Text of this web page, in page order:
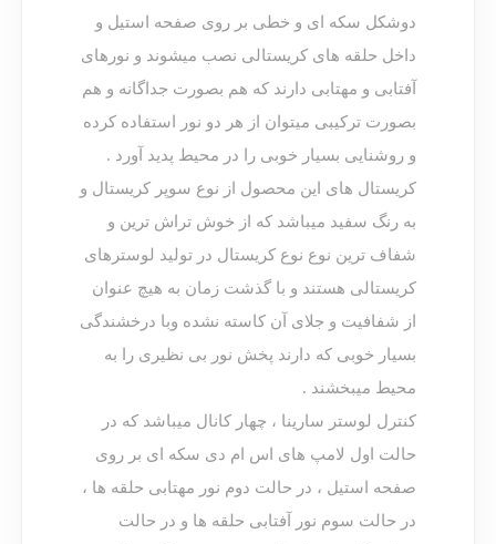
دوشکل سکه ای و خطی بر روی صفحه استیل و
داخل حلقه های کریستالی نصب میشوند و نورهای
آفتابی و مهتابی دارند که هم بصورت جداگانه و هم
بصورت ترکیبی میتوان از هر دو نور استفاده کرده
و روشنایی بسیار خوبی را در محیط پدید آورد .
کریستال های این محصول از نوع سوپر کریستال و
به رنگ سفید میباشد که از خوش تراش ترین و
شفاف ترین نوع نوع کریستال در تولید لوسترهای
کریستالی هستند و با گذشت زمان به هیچ عنوان
از شفافیت و جلای آن کاسته نشده وبا درخشندگی
بسیار خوبی که دارند پخش نور بی نظیری را به
محیط میبخشند .
کنترل لوستر سارینا ، چهار کانال میباشد که در
حالت اول لامپ های اس ام دی سکه ای بر روی
صفحه استیل ، در حالت دوم نور مهتابی حلقه ها ،
در حالت سوم نور آفتابی حلقه ها و در حالت